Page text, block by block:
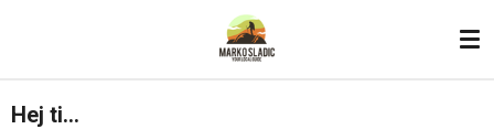
content
Hej ti…